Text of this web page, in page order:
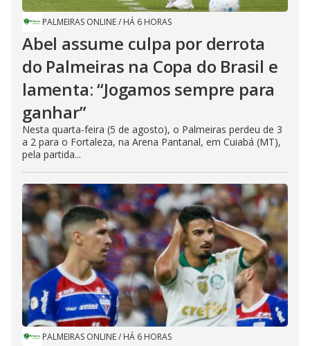
PALMEIRAS ONLINE/ HÁ 6 HORAS
Abel assume culpa por derrota
do Palmeiras na Copa do Brasil e
lamenta: “Jogamos sempre para
ganhar”
Nesta quarta-feira (5 de agosto), o Palmeiras perdeu de 3
a 2 para o Fortaleza, na Arena Pantanal, em Cuiabá (MT),
pela partida...
PALMEIRAS ONLINE/ HÁ 6 HORAS